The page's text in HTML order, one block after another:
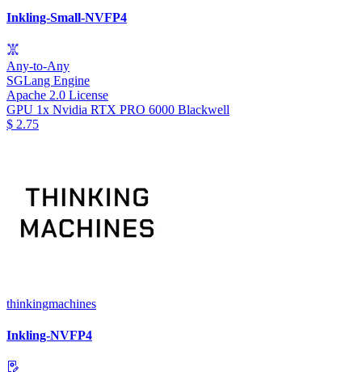
Inkling-Small-NVFP4
Any-to-Any
SGLang Engine
Apache 2.0 License
GPU 1x Nvidia RTX PRO 6000 Blackwell
$ 2.75
thinkingmachines
Inkling-NVFP4